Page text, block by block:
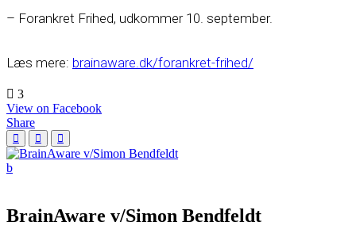
– Forankret Frihed, udkommer 10. september.
Læs mere: brainaware.dk/forankret-frihed/
3
View on Facebook
Share
BrainAware v/Simon Bendfeldt